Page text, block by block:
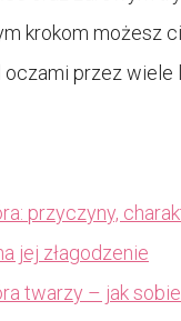
krokom możesz
przez wiele
przyczyny,
jej złagodzenie
twarzy – jak